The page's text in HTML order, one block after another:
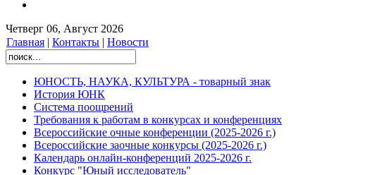
Четверг 06, Август 2026
Главная | Контакты | Новости
ЮНОСТЬ, НАУКА, КУЛЬТУРА - товарный знак
История ЮНК
Система поощрений
Требования к работам в конкурсах и конференциях
Всероссийские очные конференции (2025-2026 г.)
Всероссийские заочные конкурсы (2025-2026 г.)
Календарь онлайн-конференций 2025-2026 г.
Конкурс "Юный исследователь"